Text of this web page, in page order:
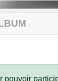
pouvoir